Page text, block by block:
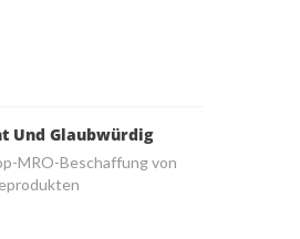
Und Glaubwürdig
MRO-Beschaffung von